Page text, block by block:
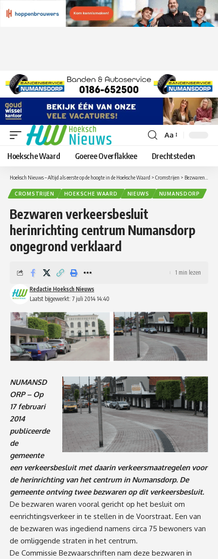
Lettergrootte
aanpassen
Aa
Hoeksche Waard Goeree Overflakkee Drechtsteden
Hoeksch Nieuws – Altijd als eerste op de hoogte in de Hoeksche Waard > Cromstrijen > Bezwaren verkeersbesluit herinrichting centrum Numansdorp ongegrond verklaard
CROMSTRIJEN HOEKSCHE WAARD NIEUWS NUMANSDORP
Bezwaren verkeersbesluit
herinrichting centrum Numansdorp
ongegrond verklaard
Laatst bijgewerkt: 7 juli 2014 14:40
Redactie Hoeksch Nieuws
1 min lezen
NUMANSD
ORP – Op
17 februari
2014
publiceerde
de
gemeente
een verkeersbesluit met daarin verkeersmaatregelen voor
de herinrichting van het centrum in Numansdorp. De
gemeente ontving twee bezwaren op dit verkeersbesluit.
De bezwaren waren vooral gericht op het besluit om
eenrichtingsverkeer in te stellen in de Voorstraat. Een van
de bezwaren was ingediend namens circa 75 bewoners van
de omliggende straten in het centrum.
De Commissie Bezwaarschriften nam deze bezwaren in